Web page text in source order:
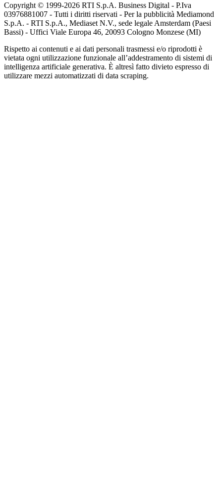
Copyright © 1999-2026 RTI S.p.A. Business Digital - P.Iva
03976881007 - Tutti i diritti riservati - Per la pubblicità Mediamond
S.p.A. - RTI S.p.A., Mediaset N.V., sede legale Amsterdam (Paesi
Bassi) - Uffici Viale Europa 46, 20093 Cologno Monzese (MI)
Rispetto ai contenuti e ai dati personali trasmessi e/o riprodotti è
vietata ogni utilizzazione funzionale all’addestramento di sistemi di
intelligenza artificiale generativa. È altresì fatto divieto espresso di
utilizzare mezzi automatizzati di data scraping.